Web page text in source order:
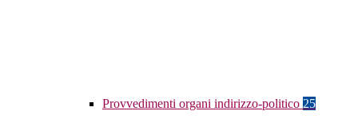
Provvedimenti organi indirizzo-politico 25